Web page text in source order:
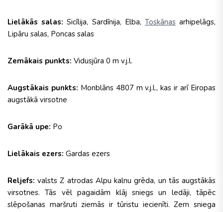
Lielākās salas:Sicīlija, Sardīnija, Elba, Toskānasarhipelāgs,
Lipāru salas, Poncas salas
Zemākais punkts: Vidusjūra 0 m v.j.l.
Augstākais punkts: Monblāns 4807 m v.j.l., kas ir arī Eiropas
augstākā virsotne
Garākā upe: Po
Lielākais ezers: Gardas ezers
Reljefs:valsts Z atrodas Alpu kalnu grēda, un tās augstākās
virsotnes. Tās vēl pagaidām klāj sniegs un ledāji, tāpēc
slēpošanas maršruti ziemās ir tūristu iecienīti. Zem sniega